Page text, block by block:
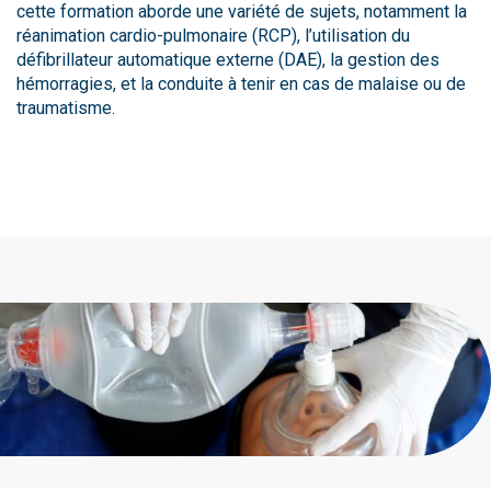
cette formation aborde une variété de sujets, notamment la
réanimation cardio-pulmonaire (RCP), l’utilisation du
défibrillateur automatique externe (DAE), la gestion des
hémorragies, et la conduite à tenir en cas de malaise ou de
traumatisme.